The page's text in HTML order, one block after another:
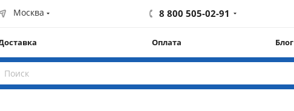
Москва 8 800 505-02-91
Оплата Блог